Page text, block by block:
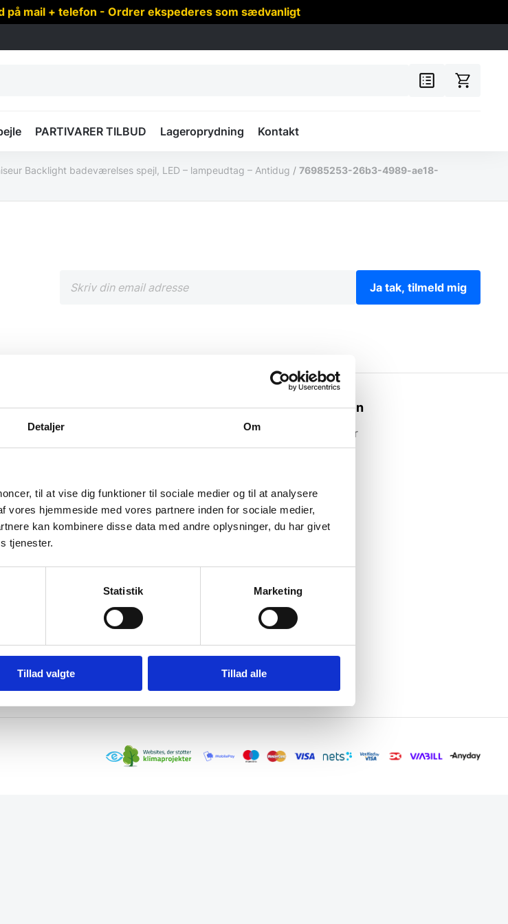
Detaljer Om
til at vise dig funktioner til sociale medier og til at analysere
vores hjemmeside med vores partnere inden for sociale medier,
kan kombinere disse data med andre oplysninger, du har givet
tjenester.
Statistik Marketing
Tillad valgte Tillad alle
på mail + telefon - Ordrer ekspederes som sædvanligt
PARTIVARER TILBUD Lageroprydning Kontakt
Backlight badeværelses spejl, LED – lampeudtag – Antidug / 76985253-26b3-4989-ae18-
Ja tak, tilmeld mig
Information
Forside
Kortbetaling
Webshoppen
Alle produkter